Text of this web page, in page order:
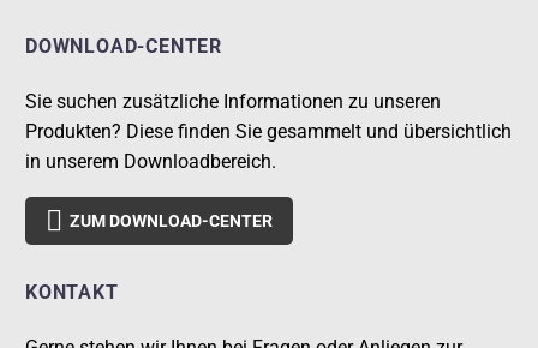
DOWNLOAD-CENTER
Sie suchen zusätzliche Informationen zu unseren
Produkten? Diese finden Sie gesammelt und übersichtlich
in unserem Downloadbereich.
 ZUM DOWNLOAD-CENTER
KONTAKT